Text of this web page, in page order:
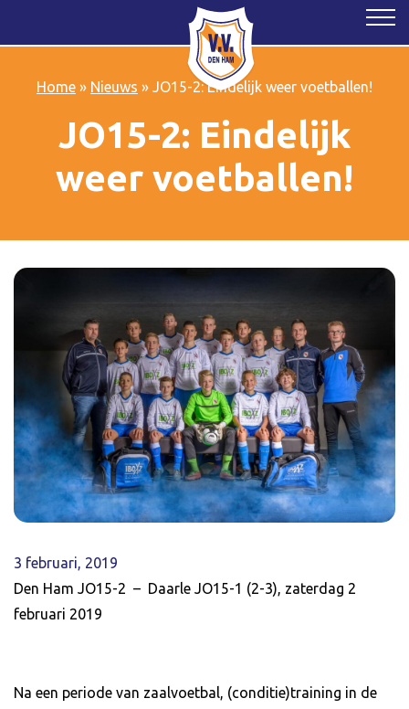
Home» Nieuws » JO15-2: Eindelijk weer voetballen!
JO15-2: Eindelijk
weer voetballen!
3 februari, 2019
Den Ham JO15-2 – Daarle JO15-1 (2-3), zaterdag 2
februari 2019
Na een periode van zaalvoetbal, (conditie)training in de